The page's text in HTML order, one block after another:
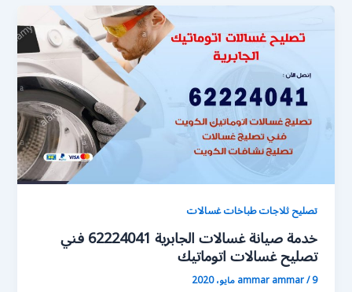
تصليح ثلاجات طباخات غسالات
خدمة صيانة غسالات الجابرية 62224041 فني
تصليح غسالات اتوماتيك
ammar ammar/9 مايو، 2020